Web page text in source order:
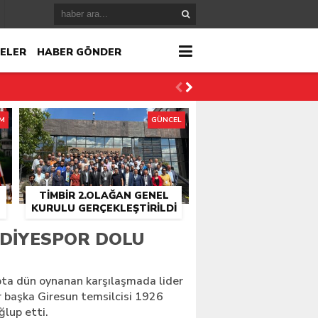
HABER GÖNDER
TİMBİR 2.OLAĞAN GENEL
KURULU GERÇEKLEŞTIRILDI
GÜNCEL
DOLU
dün oynanan karşılaşmada lider
başka Giresun temsilcisi 1926
etti.